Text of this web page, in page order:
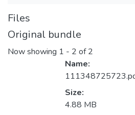
Files
Original bundle
Now showing 1 - 2 of 2
Name:
Size:
4.88 MB